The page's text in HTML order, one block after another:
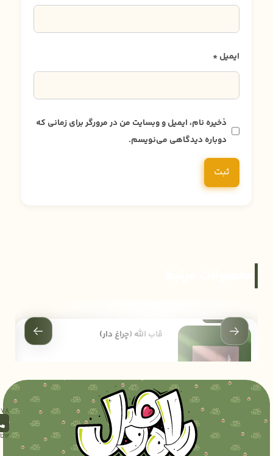
ایمیل*
ذخیره نام، ایمیل و وبسایت من در مرورگر برای زمانی که
دوباره دیدگاهی می‌نویسم.
قاب الله (چراغ دار)
تومان
12تا18)